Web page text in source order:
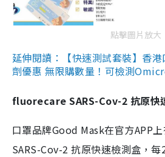
點擊圖片放大
延伸閱讀：【快速測試套裝】香
劑優惠 無限購數量！可檢測
fluorecare SARS-Cov-2 抗原快
口罩品牌Good Mask在官方APP
SARS-Cov-2 抗原快速檢測盒，